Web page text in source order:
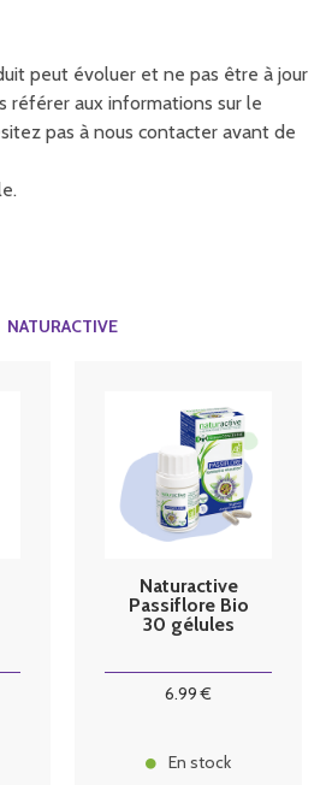
peut évoluer et ne pas être à jour
référer aux informations sur le
pas à nous contacter avant de
NATURACTIVE
Naturactive
Passiflore Bio
30 gélules
6.99 €
En stock